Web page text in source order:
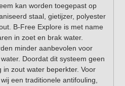
kan worden toegepast op
staal, gietijzer, polyester
B-Free Explore is met name
in zoet en brak water.
minder aanbevolen voor
Doordat dit systeem geen
in zout water beperkter. Voor
een traditionele antifouling,